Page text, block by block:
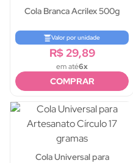
Cola Branca Acrilex 500g
Valor por unidade
R$ 29,89
em até6x
COMPRAR
Cola Universal para